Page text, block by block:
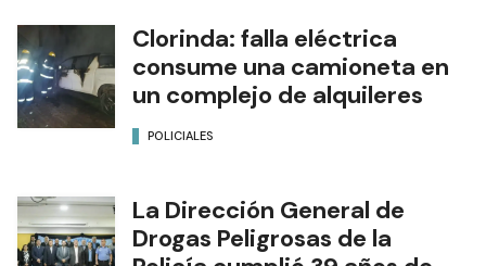
Clorinda: falla eléctrica
consume una camioneta en
un complejo de alquileres
POLICIALES
La Dirección General de
Drogas Peligrosas de la